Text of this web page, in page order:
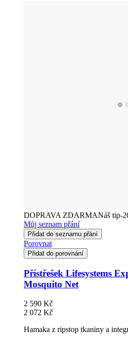
DOPRAVA ZDARMANáš tip-
Můj seznam přání
Přidat do seznamu přání
Porovnat
Přidat do porovnání
Přístřešek Lifesystems
Mosquito Net
2 590 Kč
2 072 Kč
Hamaka z ripstop tkaniny a